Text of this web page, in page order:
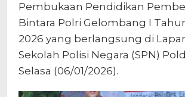
Pembukaan Pendidikan
Bintara Polri Gelombang I
2026 yang berlangsung di
Sekolah Polisi Negara (SPN)
Selasa (06/01/2026).